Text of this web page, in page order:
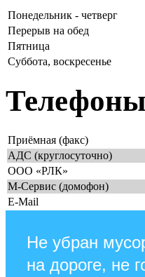
Понедельник - четверг
Перерыв на обед
Пятница
Суббота, воскресенье
Телефоны
Приёмная (факс)
АДС (круглосуточно)
ООО «РЛК»
М-Сервис (домофон)
E-Mail
Не убран
на дороге, не